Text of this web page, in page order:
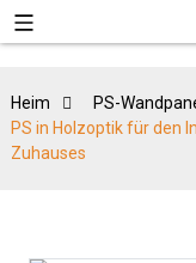
Heim PS-
PS in Holzoptik für den
Zuhauses